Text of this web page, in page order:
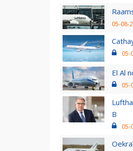
05-08-
05-
El Al
05-
B
05-